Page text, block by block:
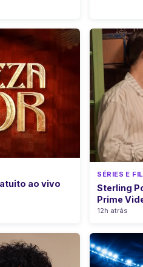
ao vivo
SÉRIES E
Sterling
Prime
12h atrás